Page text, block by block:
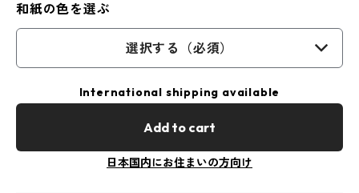
和紙の色を選ぶ
選択する（必須）
International shipping available
Add to cart
日本国内にお住まいの方向け